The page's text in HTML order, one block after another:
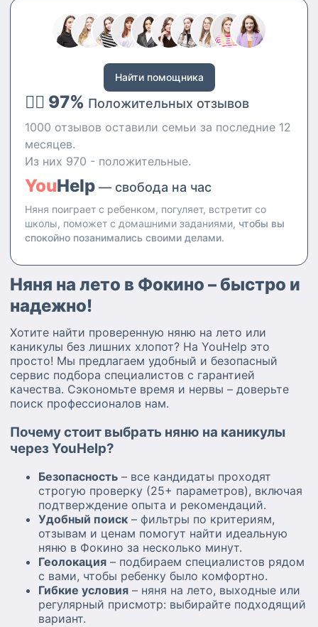
Найти помощника
👍🏻 97% Положительных отзывов
1000 отзывов оставили семьи за последние 12
месяцев.
Из них 970 - положительные.
YouHelp — свобода на час
Няня поиграет с ребенком, погуляет, встретит со
школы, поможет с домашними заданиями, чтобы вы
спокойно позанимались своими делами.
Няня на лето в Фокино – быстро и
надежно!
Хотите найти проверенную няню на лето или
каникулы без лишних хлопот? На YouHelp это
просто! Мы предлагаем удобный и безопасный
сервис подбора специалистов с гарантией
качества. Сэкономьте время и нервы – доверьте
поиск профессионалов нам.
Почему стоит выбрать няню на каникулы
через YouHelp?
Безопасность – все кандидаты проходят
строгую проверку (25+ параметров), включая
подтверждение опыта и рекомендаций.
Удобный поиск – фильтры по критериям,
отзывам и ценам помогут найти идеальную
няню в Фокино за несколько минут.
Геолокация – подбираем специалистов рядом
с вами, чтобы ребенку было комфортно.
Гибкие условия – няня на лето, выходные или
регулярный присмотр: выбирайте подходящий
вариант.